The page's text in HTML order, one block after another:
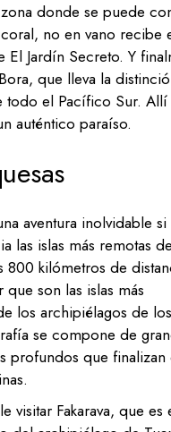
donde se puede
no en vano recibe
Jardín Secreto. Y
que lleva la
todo el Pacífico Sur. Allí
auténtico paraíso.
aventura inolvidable si
las islas más remotas
800 kilómetros de
son las islas más
los archipiélagos de
se compone de
profundos que
visitar Fakarava, que es